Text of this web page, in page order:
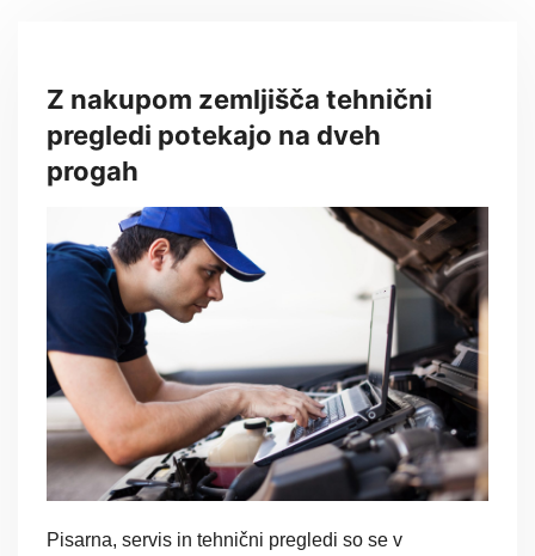
Z nakupom zemljišča tehnični
pregledi potekajo na dveh
progah
Pisarna, servis in tehnični pregledi so se v